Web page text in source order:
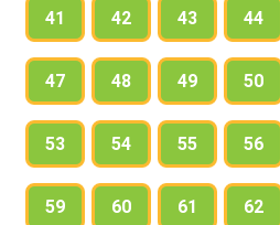
41 42 43 44
47 48 49 50
53 54 55 56
59 60 61 62